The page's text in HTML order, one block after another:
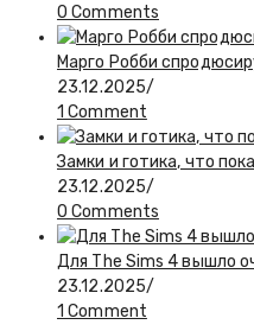
0 Comments
Марго Робби
23.12.2025/
1 Comment
Замки и готика, что
23.12.2025/
0 Comments
Для The Sims 4 вышло
23.12.2025/
1 Comment